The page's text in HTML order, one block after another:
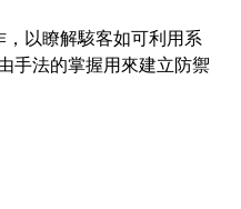
以瞭解駭客如可利用系
手法的掌握用來建立防禦